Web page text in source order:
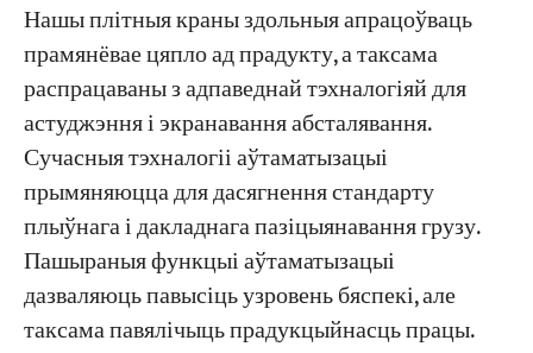
Нашы плітныя краны здольныя апрацоўваць
прамянёвае цяпло ад прадукту, а таксама
распрацаваны з адпаведнай тэхналогіяй для
астуджэння і экранавання абсталявання.
Сучасныя тэхналогіі аўтаматызацыі
прымяняюцца для дасягнення стандарту
плыўнага і дакладнага пазіцыянавання грузу.
Пашыраныя функцыі аўтаматызацыі
дазваляюць павысіць узровень бяспекі, але
таксама павялічыць прадукцыйнасць працы.